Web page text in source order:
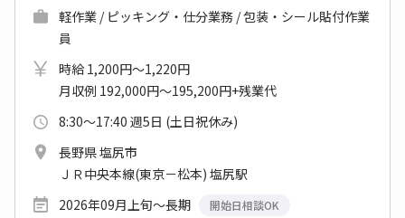
軽作業 / ピッキング・仕分業務 / 包装・シール貼付作業
員
時給 1,200円～1,220円
月収例 192,000円～195,200円+残業代
8:30～17:40 週5日 (土日祝休み)
長野県 塩尻市
ＪＲ中央本線(東京－松本) 塩尻駅
2026年09月上旬～長期
開始日相談OK